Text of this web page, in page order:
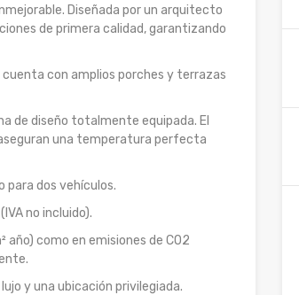
Diseñada por un arquitecto
de primera calidad, garantizando
con amplios porches y terrazas
de diseño totalmente equipada. El
una temperatura perfecta
para dos vehículos.
no incluido).
como en emisiones de CO2
y una ubicación privilegiada.